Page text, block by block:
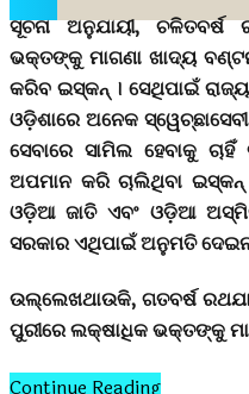
ସୂଚନା ଅନୁଯାୟୀ,
ଭକ୍ତଙ୍କୁ ମାଗଣା ଖାଦ୍ୟ
କରିବ ଇସ୍କନ୍ । ସେଥିପାଇଁ
ଓଡ଼ିଶାରେ ଅନେକ
ସେବାରେ ସାମିଲ ହେବାକୁ
ଅପମାନ କରି ଚାଲିଥିବା
ଓଡ଼ିଆ ଜାତି ଏବଂ ଓଡ଼ିଆ
ସରକାର ଏଥିପାଇଁ ଅନୁମତି
ଉଲ୍ଲେଖଥାଉକି, ଗତବର୍ଷ
ପୁରୀରେ ଲକ୍ଷାଧିକ ଭକ୍ତଙ୍କୁ
Continue Reading